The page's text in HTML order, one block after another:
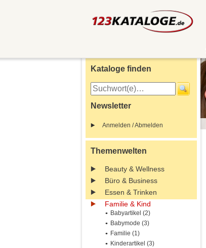
Kataloge finden
Newsletter
Anmelden / Abmelden
Themenwelten
Beauty & Wellness
Büro & Business
Essen & Trinken
Familie & Kind
Babyartikel (2)
Babymode (3)
Familie (1)
Kinderartikel (3)